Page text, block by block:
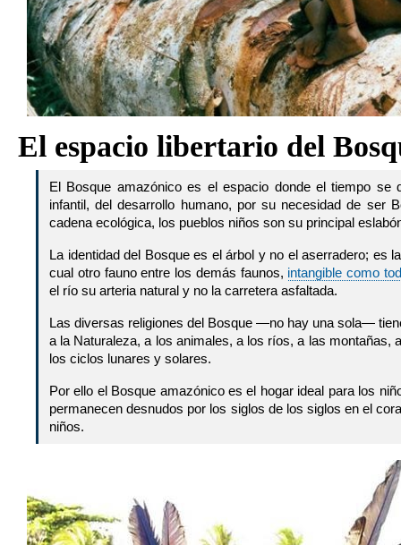
El espacio libertario del
El Bosque amazónico es el espacio donde el tiempo se
infantil, del desarrollo humano, por su necesidad de ser
cadena ecológica, los pueblos niños son su principal
La identidad del Bosque es el árbol y no el aserradero; es
cual otro fauno entre los demás faunos, intangible como
el río su arteria natural y no la carretera asfaltada.
Las diversas religiones del Bosque —no hay una sola—
a la Naturaleza, a los animales, a los ríos, a las montañas,
los ciclos lunares y solares.
Por ello el Bosque amazónico es el hogar ideal para los
permanecen desnudos por los siglos de los siglos en el
niños.